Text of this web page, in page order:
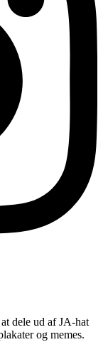
dele ud af JA-hat
og memes.